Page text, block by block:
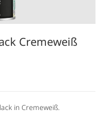
Cremeweiß
in Cremeweiß.